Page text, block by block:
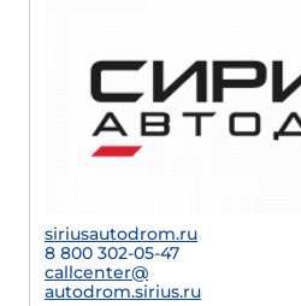
siriusautodrom.ru
8 800 302-05-47
callcenter@
autodrom.sirius.ru